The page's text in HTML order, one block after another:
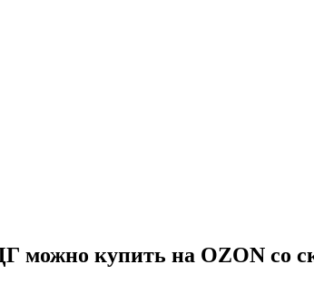
можно купить на OZON со